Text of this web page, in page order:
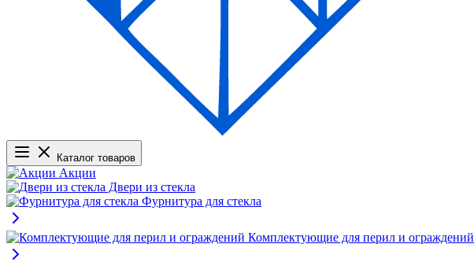
Каталог товаров
Акции
Двери из стекла
Фурнитура для стекла
Комплектующие для перил и ограждений